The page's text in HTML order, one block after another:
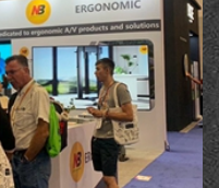
加此次展会 展示新型电动推车